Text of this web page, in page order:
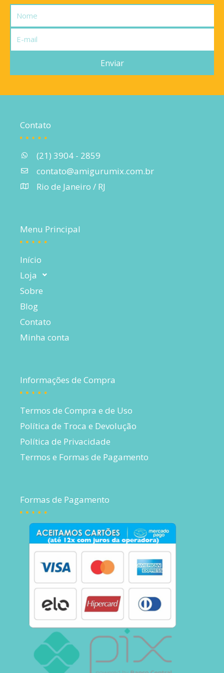
Nome
mail
Enviar
Contato
(21) 3904 - 2859
contato@amigurumix.com.br
Rio de Janeiro / RJ
Menu Principal
Início
Loja
Sobre
Blog
Contato
Minha conta
Informações de Compra
Termos de Compra e de Uso
Política de Troca e Devolução
Política de Privacidade
Termos e Formas de Pagamento
Formas de Pagamento